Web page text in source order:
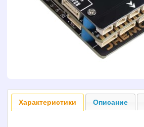
Характеристики Описание